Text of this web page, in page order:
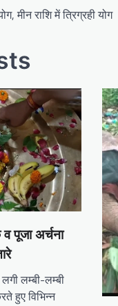
मीन राशि में त्रिग्रही योग
पूजा अर्चना
लम्बी-लम्बी
हुए विभिन्न